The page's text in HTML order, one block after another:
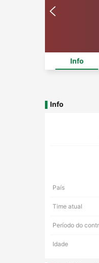
Info
Info
País
Time atual
Período do
Idade